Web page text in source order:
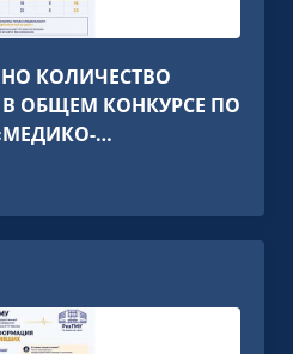
КОЛИЧЕСТВО
ОБЩЕМ КОНКУРСЕ ПО